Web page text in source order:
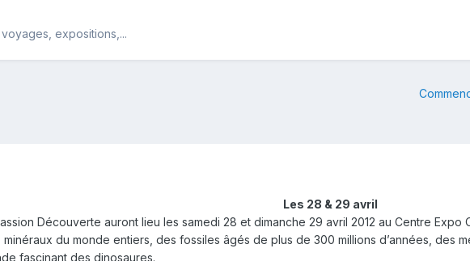
expositions,...
Les 28 & 29 avril
Découverte auront lieu les samedi 28 et dimanche 29 avril 2012 au Centre Expo
du monde entiers, des fossiles âgés de plus de 300 millions d’années, des
fascinant des dinosaures.